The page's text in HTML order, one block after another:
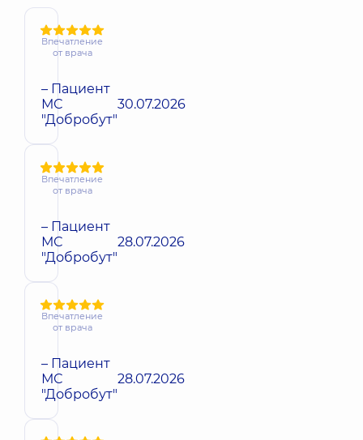
Впечатление
от врача
– Пациент
МС
"Добробут"
30.07.2026
Впечатление
от врача
– Пациент
МС
"Добробут"
28.07.2026
Впечатление
от врача
– Пациент
МС
"Добробут"
28.07.2026